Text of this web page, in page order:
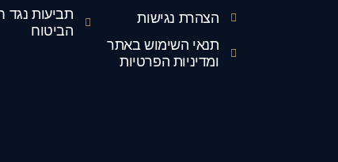
תביעות נגד
הביטוח
הצהרת נגישות
תנאי השימוש באתר
ומדיניות הפרטיות